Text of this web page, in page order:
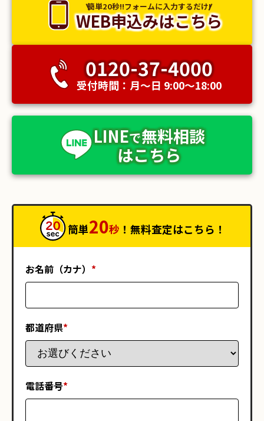
簡単20秒!!フォームに入力するだけ!
WEB申込みはこちら
0120-37-4000
受付時間：月〜日 9:00〜18:00
LINEで無料相談
はこちら
簡単20秒 ！無料査定はこちら！
お名前（カナ） *
都道府県*
電話番号*